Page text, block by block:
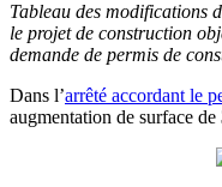
Tableau des modifications
le projet de construction
demande de permis de
Dans l’arrêté accordant le
augmentation de surface de